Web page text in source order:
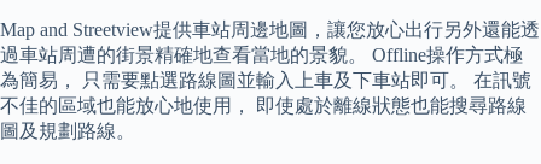
Map and Streetview提供車站周邊地圖，讓您放心出行另外還能透
過車站周遭的街景精確地查看當地的景貌。 Offline操作方式極
為簡易， 只需要點選路線圖並輸入上車及下車站即可。 在訊號
不佳的區域也能放心地使用， 即使處於離線狀態也能搜尋路線
圖及規劃路線。